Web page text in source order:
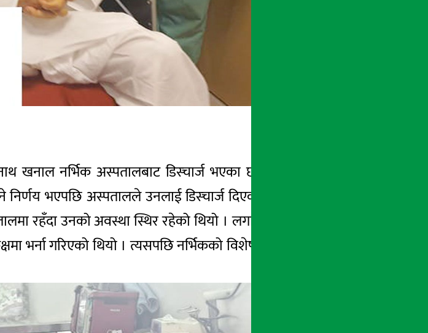
खनाल नर्भिक अस्पतालबाट डिस्चार्ज भएका छन् । उनका परिवारबाट थप
भएपछि अस्पतालले उनलाई डिस्चार्ज दिएको हो । उनी साढे १२ बजेको
रहँदा उनको अवस्था स्थिर रहेको थियो । लगातार ज्वरो आएसँगै सास फेर्न
भर्ना गरिएको थियो । त्यसपछि नर्भिकको विशेष वार्डमा राखेर उनको उपचार